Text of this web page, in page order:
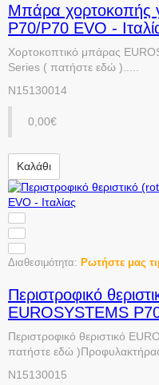
Μπάρα χορτοκοπής
P70/P70 EVO -
Χορτοκοπτικό μπάρας
Series ( πατήστε εδώ ).....
N15130014
0,00€
Καλάθι
Διαθεσιμότητα: Ρωτήστε μας
Περιστροφικό
EUROSYSTEMS
Περιστροφικό θεριστικό
πατήστε εδώ )Προφυλακτήρας
N15130015